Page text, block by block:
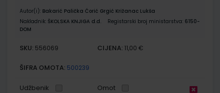
Autor(i): Bakarić Palička Ćorić Grgić Križanac Lukša
Nakladnik: ŠKOLSKA KNJIGA d.d. Registarski broj ministarstva: 6150-
DOM
SKU: 556069 CIJENA: 11,00 €
ŠIFRA OMOTA: 500239
Udžbenik Omot